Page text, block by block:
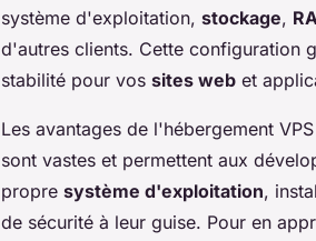
système d'exploitation, stockage,
d'autres clients. Cette configuration
stabilité pour vos sites web et
Les avantages de l'hébergement
sont vastes et permettent aux
propre système d'exploitation,
de sécurité à leur guise. Pour en